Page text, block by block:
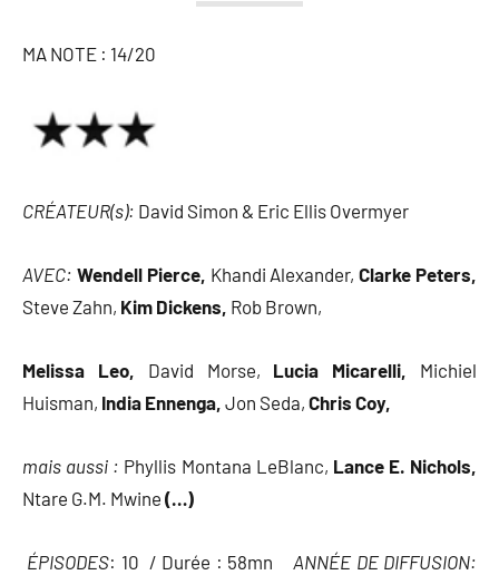
MA NOTE : 14/20
CRÉATEUR(s): David Simon & Eric Ellis Overmyer
AVEC: Wendell Pierce, Khandi Alexander, Clarke Peters,
Steve Zahn, Kim Dickens, Rob Brown,
Melissa Leo, David Morse, Lucia Micarelli, Michiel
Huisman, India Ennenga, Jon Seda, Chris Coy,
mais aussi : Phyllis Montana LeBlanc, Lance E. Nichols,
Ntare G.M. Mwine (…)
ÉPISODES: 10 / Durée : 58mn ANNÉE DE DIFFUSION: